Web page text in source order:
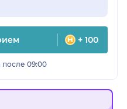
+ 100
после 09:00